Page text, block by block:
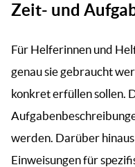
Zeit- und
Für Helferinnen und
genau sie gebraucht
konkret erfüllen sollen.
werden. Darüber
Einweisungen für